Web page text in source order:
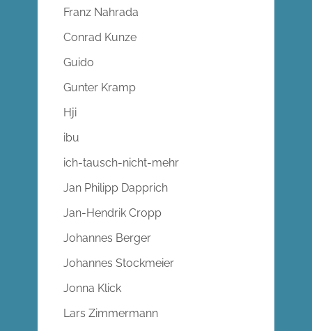
Franz Nahrada
Conrad Kunze
Guido
Gunter Kramp
Hji
ibu
ich-tausch-nicht-mehr
Jan Philipp Dapprich
Jan-Hendrik Cropp
Johannes Berger
Johannes Stockmeier
Jonna Klick
Lars Zimmermann